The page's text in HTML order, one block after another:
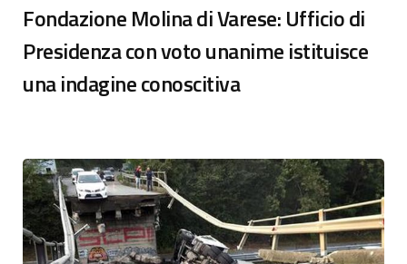
Fondazione Molina di Varese: Ufficio di
Presidenza con voto unanime istituisce
una indagine conoscitiva